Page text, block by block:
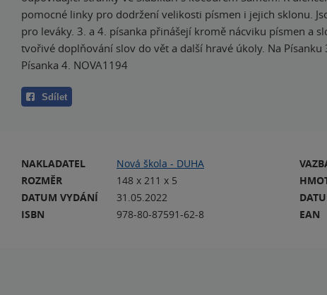
pomocné linky pro dodržení velikosti písmen i jejich sklonu.
pro leváky. 3. a 4. písanka přinášejí kromě nácviku písmen a
tvořivé doplňování slov do vět a další hravé úkoly. Na Písanku
Písanka 4. NOVA1194
Sdílet
NAKLADATEL
Nová škola - DUHA
ROZMĚR
148 x 211 x 5
DATUM VYDÁNÍ
31.05.2022
ISBN
978-80-87591-62-8
EAN